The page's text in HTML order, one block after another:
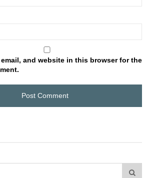
email, and website in this browser for the